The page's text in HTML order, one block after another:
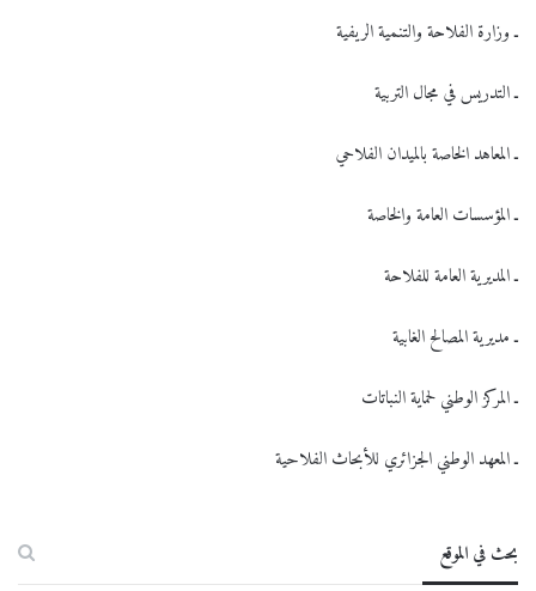
ـ وزارة الفلاحة والتنمية الريفية
ـ التدريس في مجال التربية
ـ المعاهد الخاصة بالميدان الفلاحي
ـ المؤسسات العامة والخاصة
ـ المديرية العامة للفلاحة
ـ مديرية المصالح الغابية
ـ المركز الوطني لحماية النباتات
ـ المعهد الوطني الجزائري للأبحاث الفلاحية
بحث في الموقع